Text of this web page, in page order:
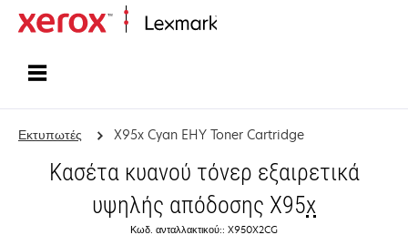
Εκτυπωτές X95x Cyan EHY Toner Cartridge
Κασέτα κυανού τόνερ εξαιρετικά
υψηλής απόδοσης X95x
Κωδ. ανταλλακτικού:: X950X2CG